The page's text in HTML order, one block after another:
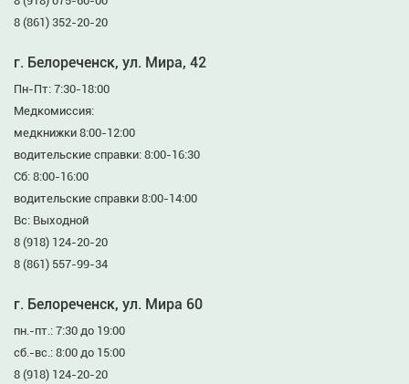
8 (861) 352-20-20
г. Белореченск, ул. Мира, 42
Пн-Пт: 7:30-18:00
Медкомиссия:
медкнижки 8:00-12:00
водительские справки: 8:00-16:30
Сб: 8:00-16:00
водительские справки 8:00-14:00
Вс: Выходной
8 (918) 124-20-20
8 (861) 557-99-34
г. Белореченск, ул. Мира 60
пн.-пт.: 7:30 до 19:00
сб.-вс.: 8:00 до 15:00
8 (918) 124-20-20